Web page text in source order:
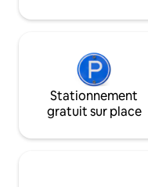
Stationnement
gratuit sur place